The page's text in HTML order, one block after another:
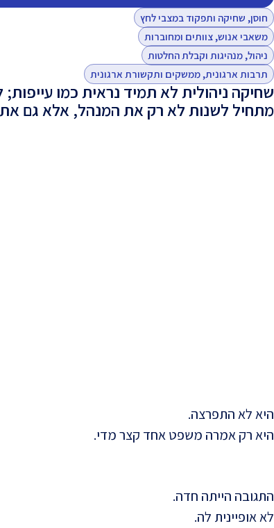
חוסן, שחיקה ותפקוד במצבי לחץ
משאבי אנוש, צוותים ומחוברות
ניהול, מנהיגות וקבלת החלטות
תרבות ארגונית, ממשקים ותקשורת ארגונית
שחיקה ניהולית לא תמיד נראית כמו
מתחיל לשנות לא רק את המנהל, אלא גם
היא לא התפרצה.
היא רק אמרה משפט אחד קצר מדי.
התגובה הייתה חדה.
לא אופיינית לה.